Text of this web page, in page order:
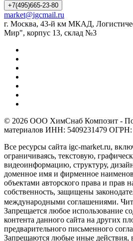
+7(495)665-23-80
market@igcmail.ru
г. Москва, 43-й км МКАД,
Мир", корпус 13, склад №3
© 2026 ООО ХимСнаб Композит -
материалов ИНН: 5409231479 ОГРН:
Все ресурсы сайта igc-market.ru,
ограничиваясь, текстовую,
видеоинформацию, структуру,
доменное имя и фирменное
объектами авторского права и прав
собственность, защищены
международными соглашениями.
Запрещается любое использование
контента данного сайта на других
предварительного письменного
Запрещаются любые иные действия,